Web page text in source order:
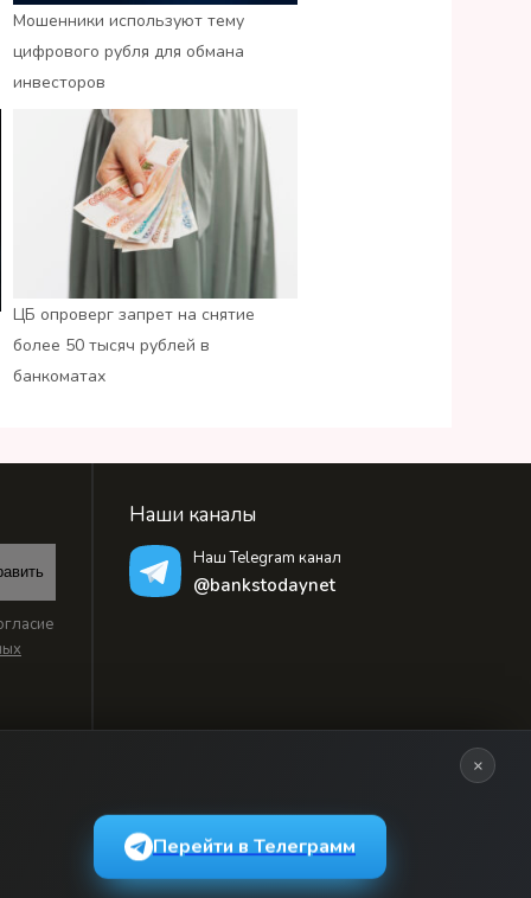
Мошенники используют тему
цифрового рубля для обмана
инвесторов
ЦБ опроверг запрет на снятие
более 50 тысяч рублей в
банкоматах
Наши каналы
Наш Telegram канал
@bankstodaynet
соглашением
×
Перейти в Телеграмм